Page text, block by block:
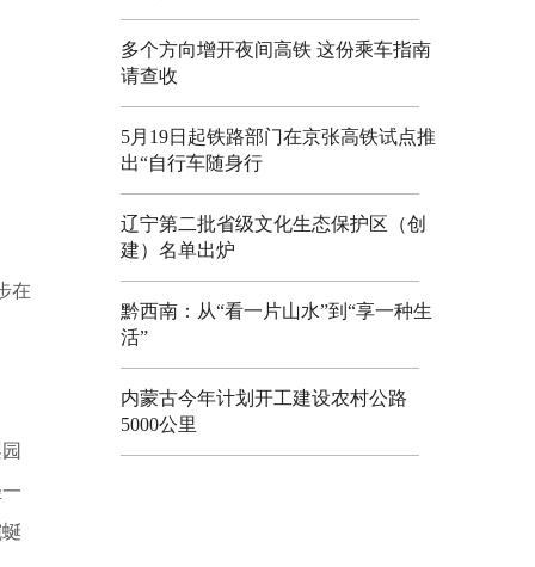
在
多个方向增开夜间高铁 这份乘车指南
请查收
5月19日起铁路部门在京张高铁试点推
出“自行车随身行
辽宁第二批省级文化生态保护区（创
建）名单出炉
黔西南：从“看一片山水”到“享一种生
活”
内蒙古今年计划开工建设农村公路
5000公里